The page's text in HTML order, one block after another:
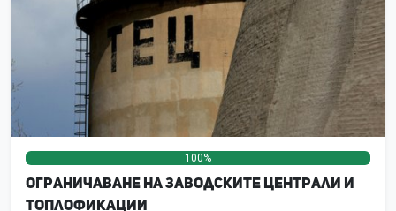
100%
Ограничаване на заводските централи и
топлофикации